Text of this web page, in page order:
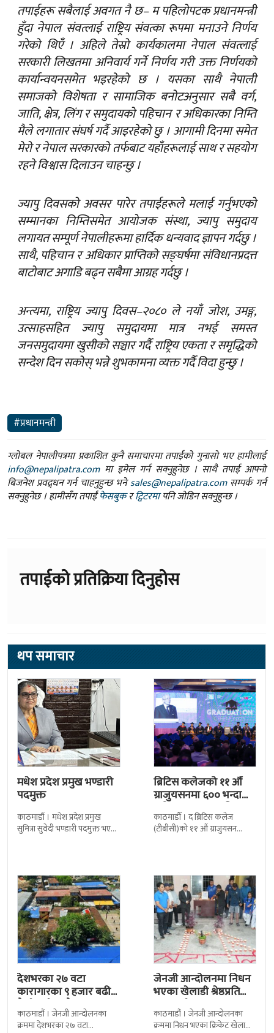
तपाईहरू सबैलाई अवगत नै छ– म पहिलोपटक प्रधानमन्त्री
हुँदा नेपाल संवत्लाई राष्ट्रिय संवत्का रूपमा मनाउने निर्णय
गरेको थिएँ । अहिले तेस्रो कार्यकालमा नेपाल संवत्लाई
सरकारी लिखतमा अनिवार्य गर्ने निर्णय गरी उक्त निर्णयको
कार्यान्वयनसमेत भइरहेको छ । यसका साथै नेपाली
समाजको विशेषता र सामाजिक बनोटअनुसार सबै वर्ग,
जाति, क्षेत्र, लिंग र समुदायको पहिचान र अधिकारका निम्ति
मैले लगातार संघर्ष गर्दै आइरहेको छु । आगामी दिनमा समेत
मेरो र नेपाल सरकारको तर्फबाट यहाँहरूलाई साथ र सहयोग
रहने विश्वास दिलाउन चाहन्छु ।
ज्यापु दिवसको अवसर पारेर तपाईहरूले मलाई गर्नुभएको
सम्मानका निम्तिसमेत आयोजक संस्था, ज्यापु समुदाय
लगायत सम्पूर्ण नेपालीहरूमा हार्दिक धन्यवाद ज्ञापन गर्दछु ।
साथै, पहिचान र अधिकार प्राप्तिको सङ्घर्षमा संविधानप्रदत्त
बाटोबाट अगाडि बढ्न सबैमा आग्रह गर्दछु ।
अन्त्यमा, राष्ट्रिय ज्यापु दिवस–२०८० ले नयाँ जोश, उमङ्ग,
उत्साहसहित ज्यापु समुदायमा मात्र नभई समस्त
जनसमुदायमा खुसीको सञ्चार गर्दै राष्ट्रिय एकता र समृद्धिको
सन्देश दिन सकोस् भन्ने शुभकामना व्यक्त गर्दै विदा हुन्छु ।
#प्रधानमन्त्री
ग्लोबल नेपालीपत्रमा प्रकाशित कुनै समाचारमा तपाईंको गुनासो भए हामीलाई
info@nepalipatra.comमा इमेल गर्न सक्नुहुनेछ । साथै तपाई आफ्नो
बिजनेश प्रवद्र्धन गर्न चाहनुहुन्छ भनेsales@nepalipatra.comसम्पर्क गर्न
सक्नुहुनेछ । हामीसँग तपाईंफेसबुकरट्विटरमापनि जोडिन सक्नुहुन्छ ।
तपाईको प्रतिक्रिया दिनुहोस
थप समाचार
मधेश प्रदेश प्रमुख भण्डारी
पदमुक्त
काठमाडौं । मधेश प्रदेश प्रमुख
सुमित्रा सुवेदी भण्डारी पदमुक्त भएकी
ब्रिटिस कलेजको ११ औँ
ग्राजुयसनमा ६०० भन्दा
बढी ग्राजुयट सम्मानित
काठमाडौँ । द ब्रिटिस कलेज
(टीबीसी)को ११ औं ग्राजुयसन
देशभरका २७ वटा
कारागारका ९ हजार बढी
कैदीबन्दी अझै फरार
काठमाडौं । जेनजी आन्दोलनका
क्रममा देशभरका २७ वटा
जेनजी आन्दोलनमा निधन
भएका खेलाडी श्रेष्ठप्रति
श्रद्धाञ्जली
काठमाडौं । जेनजी आन्दोलनका
क्रममा निधन भएका क्रिकेट खेलाडी